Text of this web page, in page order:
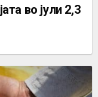
во јули 2,3